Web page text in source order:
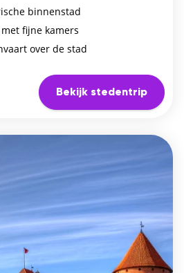
binnenstad
fijne kamers
over de stad
Bekijk stedentrip